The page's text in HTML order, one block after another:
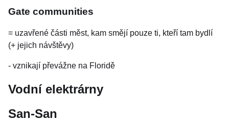
Gate communities
= uzavřené části měst, kam smějí pouze ti, kteří tam bydlí
(+ jejich návštěvy)
- vznikají převážne na Floridě
Vodní elektrárny
San-San